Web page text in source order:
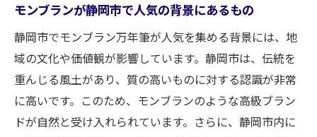
モンブランが静岡市で人気の背景にあるもの
静岡市でモンブラン万年筆が人気を集める背景には、地
域の文化や価値観が影響しています。静岡市は、伝統を
重んじる風土があり、質の高いものに対する認識が非常
に高いです。このため、モンブランのような高級ブラン
ドが自然と受け入れられています。さらに、静岡市内に